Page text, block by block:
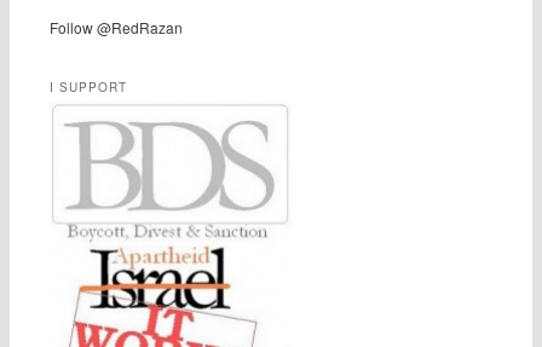
Follow @RedRazan
I SUPPORT